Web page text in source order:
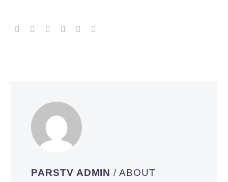
PARSTV ADMIN/ ABOUT